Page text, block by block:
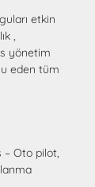
etkin
,
yönetim
eden tüm
– Oto pilot,